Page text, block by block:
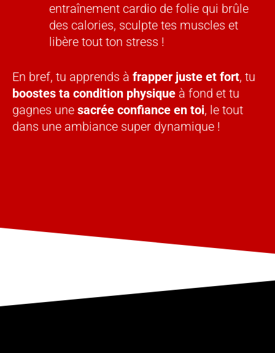
entraînement cardio de folie qui brûle
des calories, sculpte tes muscles et
libère tout ton stress !
En bref, tu apprends à frapper juste et fort, tu
boostes ta condition physique à fond et tu
gagnes une sacrée confiance en toi, le tout
dans une ambiance super dynamique !